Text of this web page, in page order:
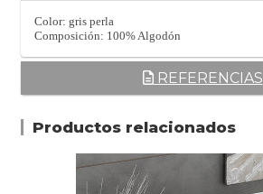
Color: gris perla
Composición: 100% Algodón
REFERENCIAS
Productos relacionados